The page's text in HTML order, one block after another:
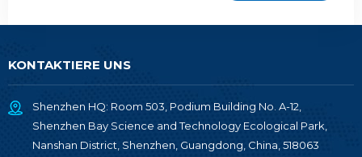
KONTAKTIERE UNS
Shenzhen HQ: Room 503, Podium Building No. A-12,
Shenzhen Bay Science and Technology Ecological Park,
Nanshan District, Shenzhen, Guangdong, China, 518063